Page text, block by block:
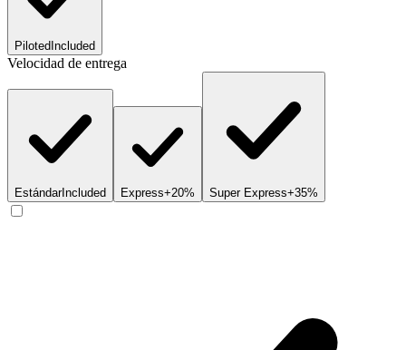
PilotedIncluded
Velocidad de entrega
EstándarIncluded Express+20% Super Express+35%